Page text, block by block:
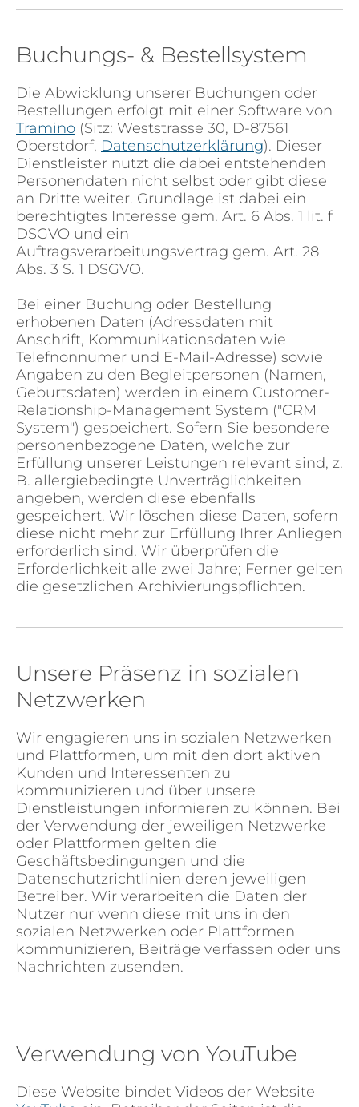
Buchungs- & Bestellsystem
Die Abwicklung unserer Buchungen oder
Bestellungen erfolgt mit einer Software von
Tramino (Sitz: Weststrasse 30, D-87561
Oberstdorf, Datenschutzerklärung). Dieser
Dienstleister nutzt die dabei entstehenden
Personendaten nicht selbst oder gibt diese
an Dritte weiter. Grundlage ist dabei ein
berechtigtes Interesse gem. Art. 6 Abs. 1 lit. f
DSGVO und ein
Auftragsverarbeitungsvertrag gem. Art. 28
Abs. 3 S. 1 DSGVO.
Bei einer Buchung oder Bestellung
erhobenen Daten (Adressdaten mit
Anschrift, Kommunikationsdaten wie
Telefnonnumer und E-Mail-Adresse) sowie
Angaben zu den Begleitpersonen (Namen,
Geburtsdaten) werden in einem Customer-
Relationship-Management System ("CRM
System") gespeichert. Sofern Sie besondere
personenbezogene Daten, welche zur
Erfüllung unserer Leistungen relevant sind, z.
B. allergiebedingte Unverträglichkeiten
angeben, werden diese ebenfalls
gespeichert. Wir löschen diese Daten, sofern
diese nicht mehr zur Erfüllung Ihrer Anliegen
erforderlich sind. Wir überprüfen die
Erforderlichkeit alle zwei Jahre; Ferner gelten
die gesetzlichen Archivierungspflichten.
Unsere Präsenz in sozialen
Netzwerken
Wir engagieren uns in sozialen Netzwerken
und Plattformen, um mit den dort aktiven
Kunden und Interessenten zu
kommunizieren und über unsere
Dienstleistungen informieren zu können. Bei
der Verwendung der jeweiligen Netzwerke
oder Plattformen gelten die
Geschäftsbedingungen und die
Datenschutzrichtlinien deren jeweiligen
Betreiber. Wir verarbeiten die Daten der
Nutzer nur wenn diese mit uns in den
sozialen Netzwerken oder Plattformen
kommunizieren, Beiträge verfassen oder uns
Nachrichten zusenden.
Verwendung von YouTube
Diese Website bindet Videos der Website